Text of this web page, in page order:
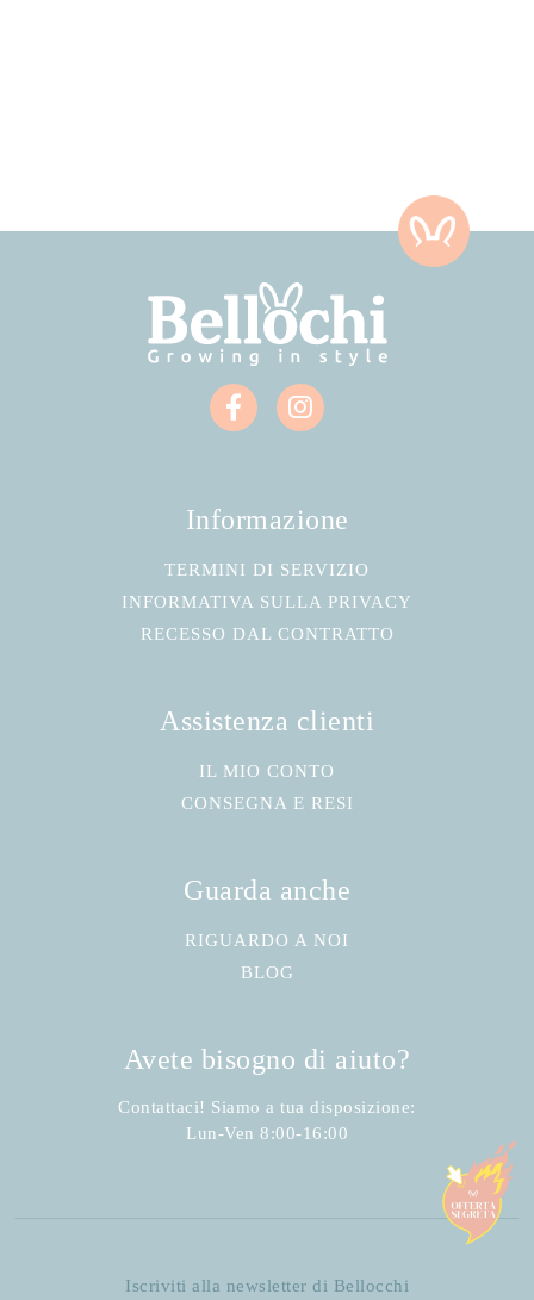
Informazione
TERMINI DI SERVIZIO
INFORMATIVA SULLA PRIVACY
RECESSO DAL CONTRATTO
Assistenza clienti
IL MIO CONTO
CONSEGNA E RESI
Guarda anche
RIGUARDO A NOI
BLOG
Avete bisogno di aiuto?
Contattaci! Siamo a tua disposizione:
Lun-Ven 8:00-16:00
Iscriviti alla newsletter di Bellocchi